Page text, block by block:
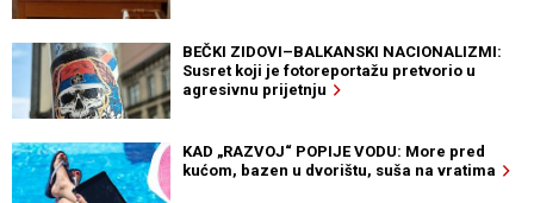
BEČKI ZIDOVI–BALKANSKI NACIONALIZMI:
Susret koji je fotoreportažu pretvorio u
agresivnu prijetnju
KAD „RAZVOJ“ POPIJE VODU: More pred
kućom, bazen u dvorištu, suša na vratima